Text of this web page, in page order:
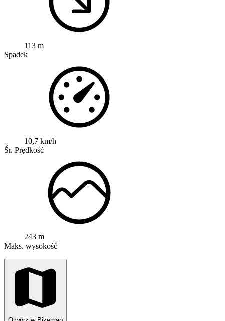
113 m
Spadek
10,7 km/h
Śr. Prędkość
243 m
Maks. wysokość